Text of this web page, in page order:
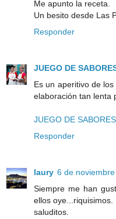
Me apunto la receta.
Un besito desde Las
Responder
JUEGO DE
Es un aperitivo de
elaboración tan lenta
JUEGO DE SABORES
Responder
laury 6 de
Siempre me han
ellos oye...riquisimos.
saluditos.